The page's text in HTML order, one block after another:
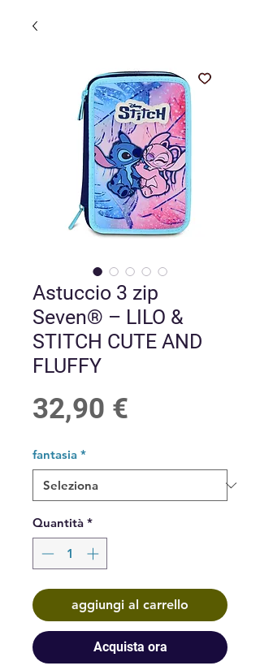
Astuccio 3 zip
Seven® – LILO &
STITCH CUTE AND
FLUFFY
32,90 €
fantasia *
Quantità *
aggiungi al carrello
Acquista ora